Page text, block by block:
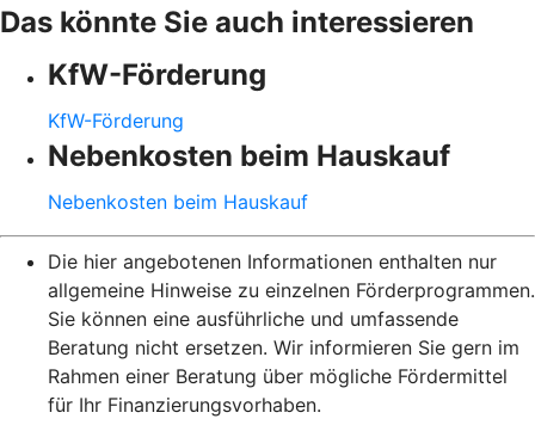
Das könnte Sie auch interessieren
KfW-Förderung
KfW-Förderung
Nebenkosten beim Hauskauf
Nebenkosten beim Hauskauf
Die hier angebotenen Informationen enthalten nur
allgemeine Hinweise zu einzelnen Förderprogrammen.
Sie können eine ausführliche und umfassende
Beratung nicht ersetzen. Wir informieren Sie gern im
Rahmen einer Beratung über mögliche Fördermittel
für Ihr Finanzierungsvorhaben.